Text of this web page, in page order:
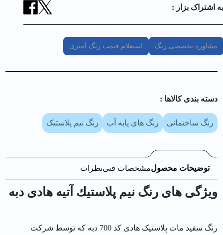
به اشتراک بزار :
مشاوره تخصصی رنگ استعلام قیمت رنگ آمیزی
دسته بندی کالا‌ها :
رنگ ساختمانی رنگ های پایه آب رنگ نیم پلاستیک
توضیحات محصولمشخصات فنینظرات
ویژگی های رنگ نيم پلاستيك آتيه هادی دبه
رنگ سفید مات پلاستیک هادی کد 700 دبه که توسط شرکت